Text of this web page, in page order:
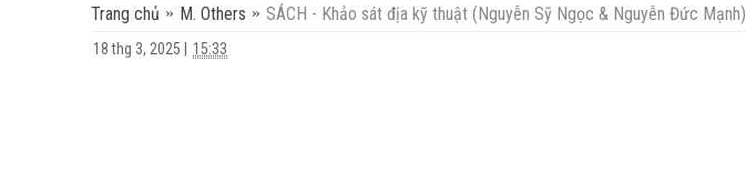
Trang chủ M. Others SÁCH - Khảo sát địa kỹ thuật (Nguyễn Sỹ Ngọc & Nguyễn Đức Mạnh)
18 thg 3, 2025 15:33